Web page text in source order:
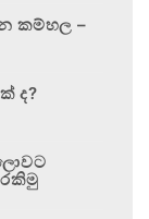
කම්හල –
ද?